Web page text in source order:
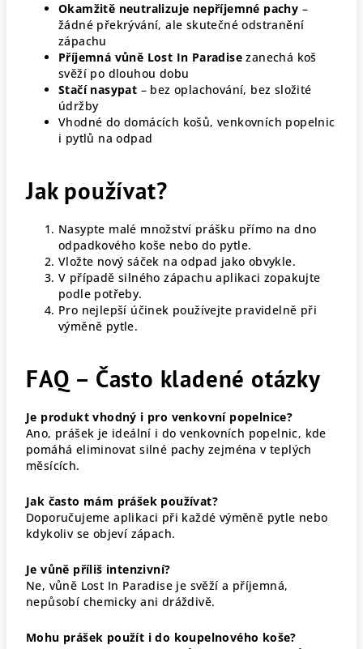
Okamžitě neutralizuje nepříjemné pachy –
žádné překrývání, ale skutečné odstranění
zápachu
Příjemná vůně Lost In Paradise zanechá koš
svěží po dlouhou dobu
Stačí nasypat – bez oplachování, bez složité
údržby
Vhodné do domácích košů, venkovních popelnic
i pytlů na odpad
Jak používat?
Nasypte malé množství prášku přímo na dno
odpadkového koše nebo do pytle.
Vložte nový sáček na odpad jako obvykle.
V případě silného zápachu aplikaci zopakujte
podle potřeby.
Pro nejlepší účinek používejte pravidelně při
výměně pytle.
FAQ – Často kladené otázky
Je produkt vhodný i pro venkovní popelnice?
Ano, prášek je ideální i do venkovních popelnic, kde
pomáhá eliminovat silné pachy zejména v teplých
měsících.
Jak často mám prášek používat?
Doporučujeme aplikaci při každé výměně pytle nebo
kdykoliv se objeví zápach.
Je vůně příliš intenzivní?
Ne, vůně Lost In Paradise je svěží a příjemná,
nepůsobí chemicky ani dráždivě.
Mohu prášek použít i do koupelnového koše?